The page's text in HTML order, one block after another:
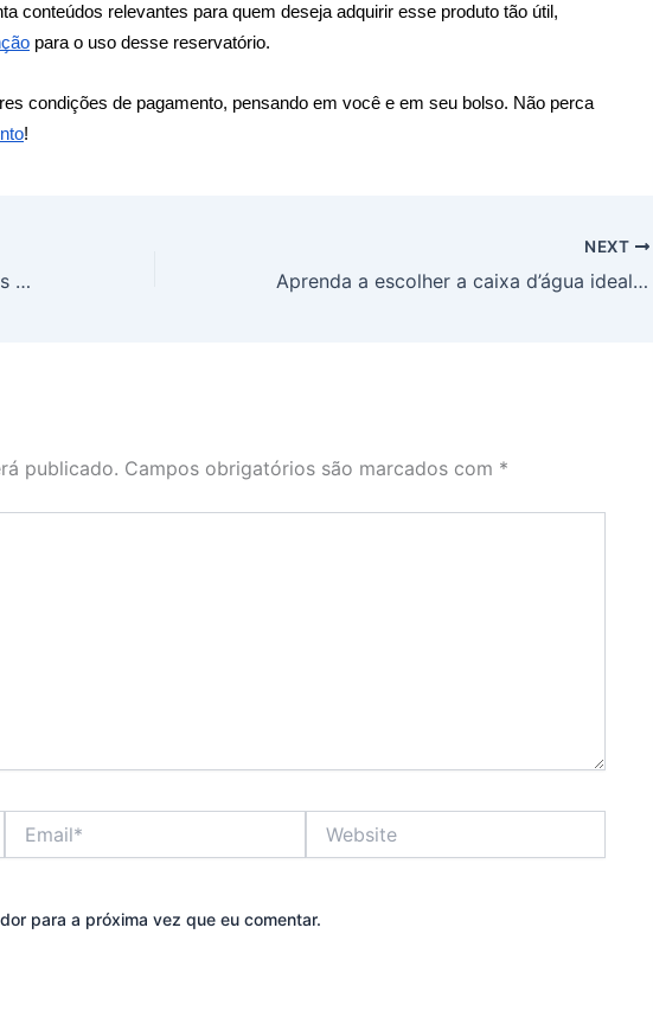
conteúdos relevantes para quem deseja adquirir esse produto tão útil,
para o uso desse reservatório.
condições de pagamento, pensando em você e em seu bolso. Não perca
!
Gestão de água em canteiros de obras de construção civil
NEXT
Aprenda a escolher a caixa d’água ideal para o seu projeto!
publicado. Campos obrigatórios são marcados com *
para a próxima vez que eu comentar.